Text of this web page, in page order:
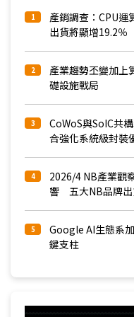
1
產銷調查：CPU
出貨將顯增19.2％
2
產業趨勢丕變加
礎設施戰局
3
CoWoS與SoIC共
合強化系統級封裝
4
2026/4 NB產業觀
響 五大NB品牌出
5
Google AI生態系
鍵支柱